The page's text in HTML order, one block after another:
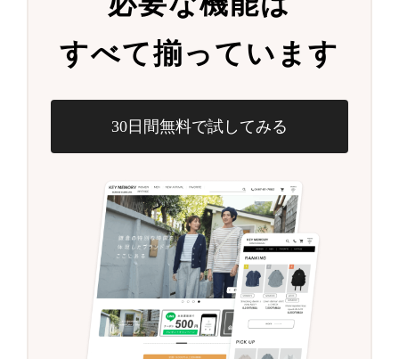
すべて揃っています
30日間無料で試してみる